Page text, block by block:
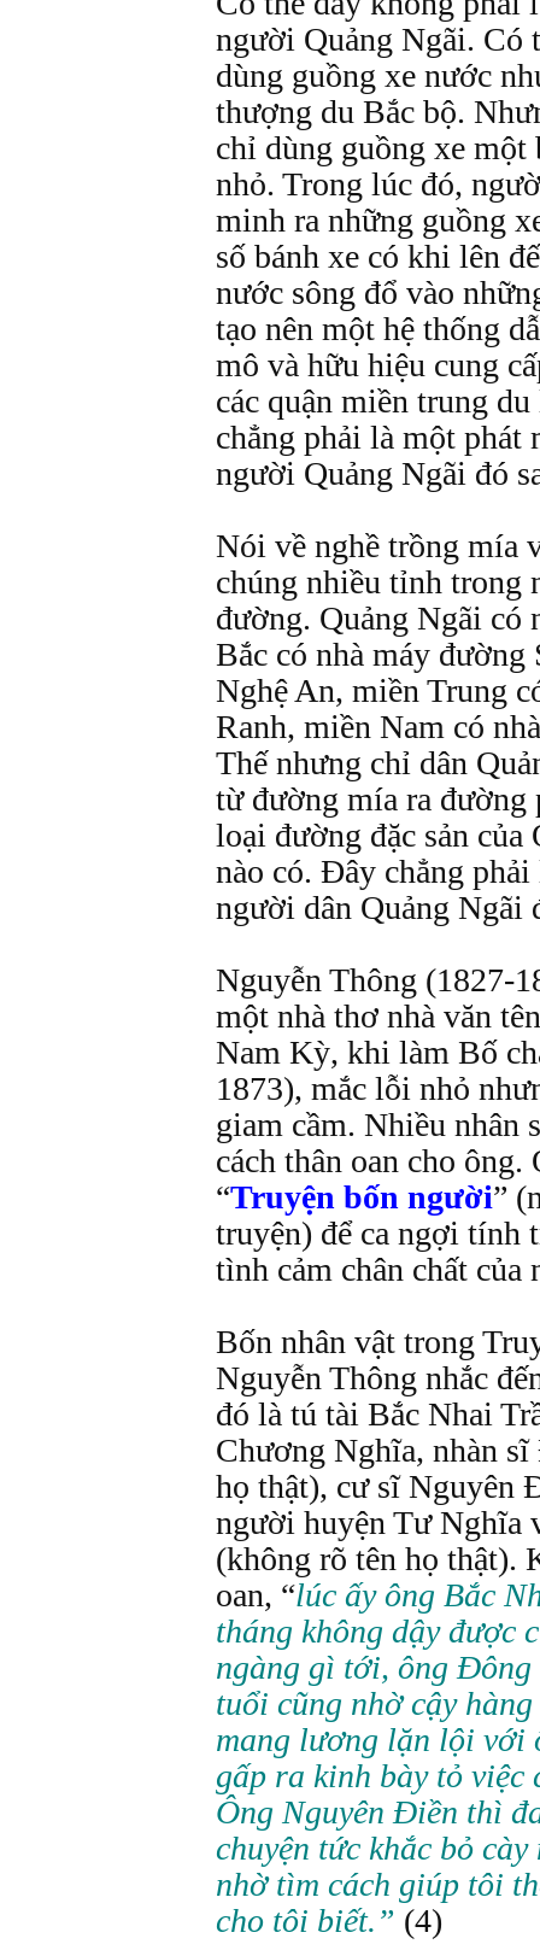
người Quảng Ngãi. Có
dùng guồng xe nước
thượng du Bắc bộ.
chỉ dùng guồng xe một
nhỏ. Trong lúc đó,
minh ra những guồng
số bánh xe có khi lên
nước sông đổ vào
tạo nên một hệ thống
mô và hữu hiệu cung
các quận miền trung
chẳng phải là một phát
người Quảng Ngãi đó
Nói về nghề trồng mía
chúng nhiều tỉnh trong
đường. Quảng Ngãi có
Bắc có nhà máy
Nghệ An, miền Trung
Ranh, miền Nam có
Thế nhưng chỉ dân
từ đường mía ra đường
loại đường đặc sản
nào có. Đây chẳng phải
người dân Quảng Ngãi
Nguyễn Thông (1827-
một nhà thơ nhà văn
Nam Kỳ, khi làm Bố
1873), mắc lỗi nhỏ
giam cầm. Nhiều nhân
cách thân oan cho
“Truyện bốn người”
truyện) để ca ngợi tính
tình cảm chân chất
Bốn nhân vật trong
Nguyễn Thông nhắc
đó là tú tài Bắc Nhai
Chương Nghĩa, nhàn
họ thật), cư sĩ Nguyên
người huyện Tư Nghĩa
(không rõ tên họ thật).
oan, “lúc ấy ông Bắc
tháng không dậy được
ngàng gì tới, ông
tuổi cũng nhờ cậy
mang lương lặn lội với
gấp ra kinh bày tỏ việc
Ông Nguyên Điền thì
chuyện tức khắc bỏ
nhờ tìm cách giúp tôi
cho tôi biết.” (4)